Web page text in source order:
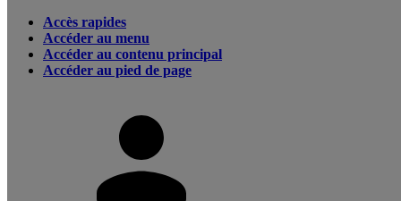
Accès rapides
Accéder au menu
Accéder au contenu principal
Accéder au pied de page